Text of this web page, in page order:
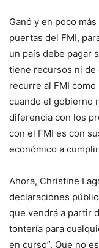
Ganó y en poco
puertas del FMI,
un país debe pagar
tiene recursos ni de
recurre al FMI
cuando el gobierno
diferencia con los
con el FMI es con
económico a
Ahora, Christine
declaraciones
que vendrá a partir
tontería para
en curso”. Que no